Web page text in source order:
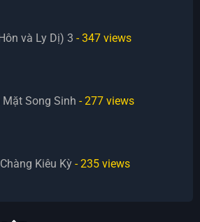
và Ly Dị) 3 - 347 views
Mặt Song Sinh - 277 views
Kiêu Kỳ - 235 views